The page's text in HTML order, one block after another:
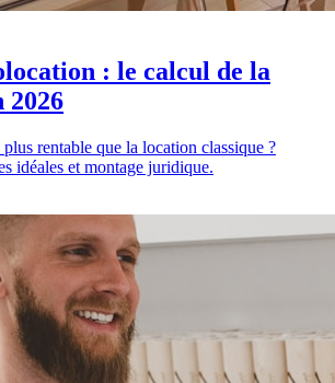
: le calcul de la
2026
rentable que la location classique ?
idéales et montage juridique.